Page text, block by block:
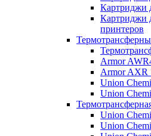
Картриджи
Картриджи
принтеров
Armor
Armor AXR
Union
Union
Union
Union